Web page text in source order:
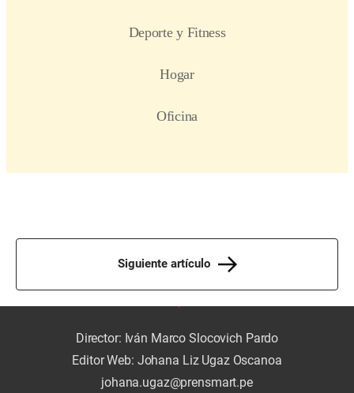
Siguiente artículo
Director: Iván Marco Slocovich Pardo
Editor Web: Johana Liz Ugaz Oscanoa
johana.ugaz@prensmart.pe